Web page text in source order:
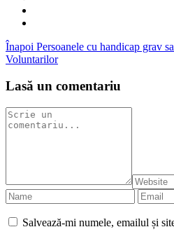
Înapoi Persoanele cu handicap grav
Voluntarilor
Lasă un comentariu
Salvează-mi numele, emailul și